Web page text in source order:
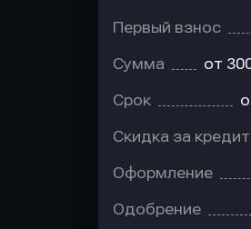
Первый взнос
Сумма от
Срок
Скидка за кредит
Оформление
Одобрение